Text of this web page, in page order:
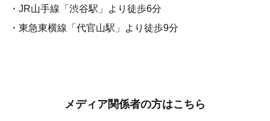
・JR山手線「渋谷駅」より徒歩6分
・東急東横線「代官山駅」より徒歩9分
メディア関係者の方はこちら